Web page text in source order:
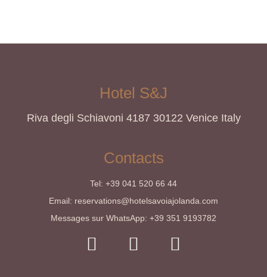
Hotel S&J
Riva degli Schiavoni 4187 30122 Venice Italy
Contacts
Tel: +39 041 520 66 44
Email: reservations@hotelsavoiajolanda.com
Messages sur WhatsApp: +39 351 9193782